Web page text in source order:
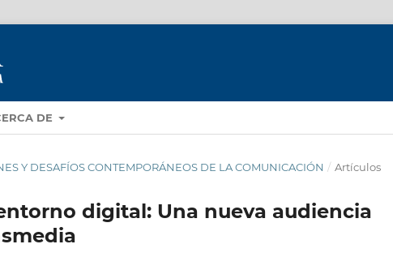
DE
Y DESAFÍOS CONTEMPORÁNEOS DE LA COMUNICACIÓN / Artículos
digital: Una nueva audiencia